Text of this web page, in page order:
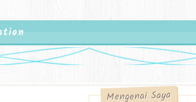
Mengenai Saya